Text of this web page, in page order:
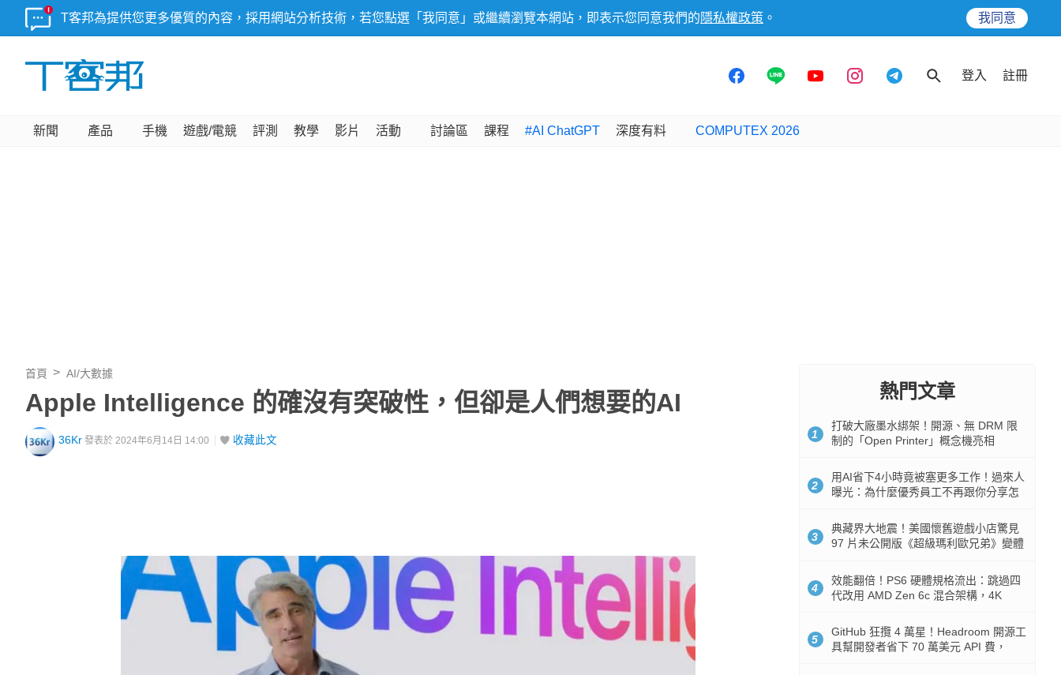
T客邦為提供您更多優質的內容，採用網站分析技術，若您點選「我同意」或繼續瀏覽本網站，即表示您同意我們的 隱私權政策 。 我同意
登入 註冊
新聞 產品 手機 遊戲/電競 評測 教學 影片 活動 討論區 課程 #AI ChatGPT 深度有料 COMPUTEX 2026
首頁 AI/大數據
Apple Intelligence 的確沒有突破性，但卻是人們想要的AI
36Kr 發表於 2024年6月14日 14:00 收藏此文
熱門文章
1
打破大廠墨水綁架！開源、無 DRM 限
制的「Open Printer」概念機亮相
2
用AI省下4小時竟被塞更多工作！過來人
曝光：為什麼優秀員工不再跟你分享怎
3
典藏界大地震！美國懷舊遊戲小店驚見
97 片未公開版《超級瑪利歐兄弟》變體
4
效能翻倍！PS6 硬體規格流出：跳過四
代改用 AMD Zen 6c 混合架構，4K
5
GitHub 狂攬 4 萬星！Headroom 開源工
具幫開發者省下 70 萬美元 API 費，